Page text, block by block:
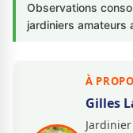
Observations
jardiniers amateurs
À
Gilles